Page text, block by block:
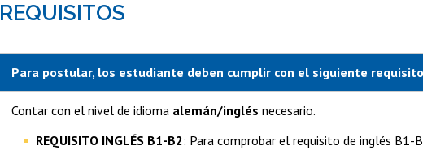
REQUISITOS
Para postular, los estudiante deben cumplir con el siguiente
Contar con el nivel de idioma alemán/inglés necesario.
REQUISITO INGLÉS B1-B2: Para comprobar el requisito de inglés B1-